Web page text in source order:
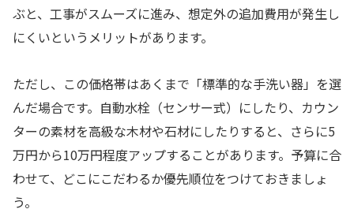
ぶと、工事がスムーズに進み、想定外の追加費用が発生し
にくいというメリットがあります。
ただし、この価格帯はあくまで「標準的な手洗い器」を選
んだ場合です。自動水栓（センサー式）にしたり、カウン
ターの素材を高級な木材や石材にしたりすると、さらに5
万円から10万円程度アップすることがあります。予算に合
わせて、どこにこだわるか優先順位をつけておきましょ
う。